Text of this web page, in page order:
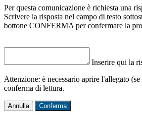
Per questa comunicazione è richiesta una
Scrivere la risposta nel campo di testo
bottone CONFERMA per confermare la
Inserire qui la
Attenzione: è necessario aprire l'allegato (se
conferma di lettura.
Annulla Conferma